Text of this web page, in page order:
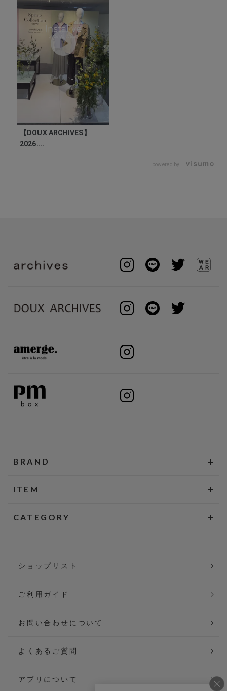
【DOUX ARCHIVES】
2026....
powered by
BRAND
ITEM
CATEGORY
ショップリスト
ご利用ガイド
お問い合わせについて
よくあるご質問
アプリについて